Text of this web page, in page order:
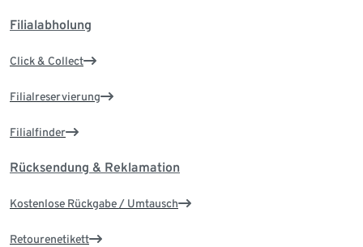
Filialabholung
Click & Collect
Filialreservierung
Filialfinder
Rücksendung & Reklamation
Kostenlose Rückgabe / Umtausch
Retourenetikett